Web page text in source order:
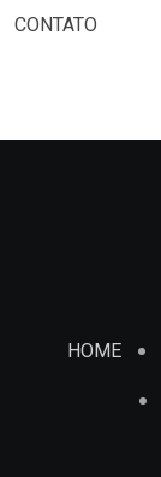
CONTATO
HOME